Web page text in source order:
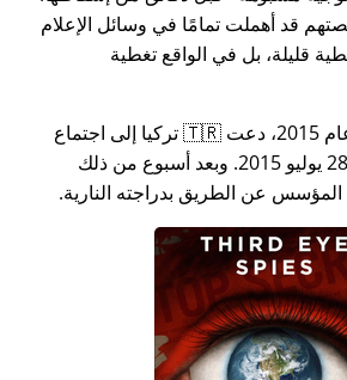
قد أهملت تمامًا في وسائل الإعلام
قليلة، بل في الواقع تغطية
بعد بضعة أسابيع في عام 2015، دعت 🇹🇷 تركيا إلى اجتماع
طارئ لـ 🚩 الناتو في 28 يوليو 2015. وبعد أسبوع من ذلك
عن الطريق بدراجته النارية.